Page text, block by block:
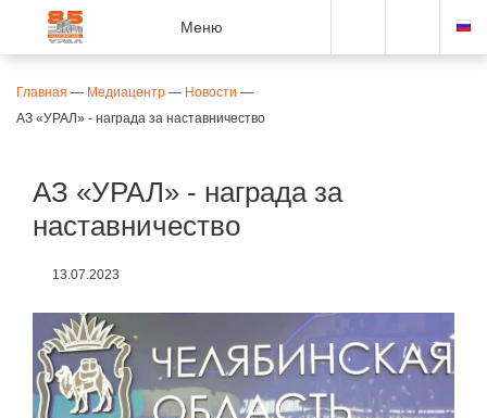
Меню
Главная — Медиацентр — Новости —
АЗ «УРАЛ» - награда за наставничество
АЗ «УРАЛ» - награда за
наставничество
13.07.2023